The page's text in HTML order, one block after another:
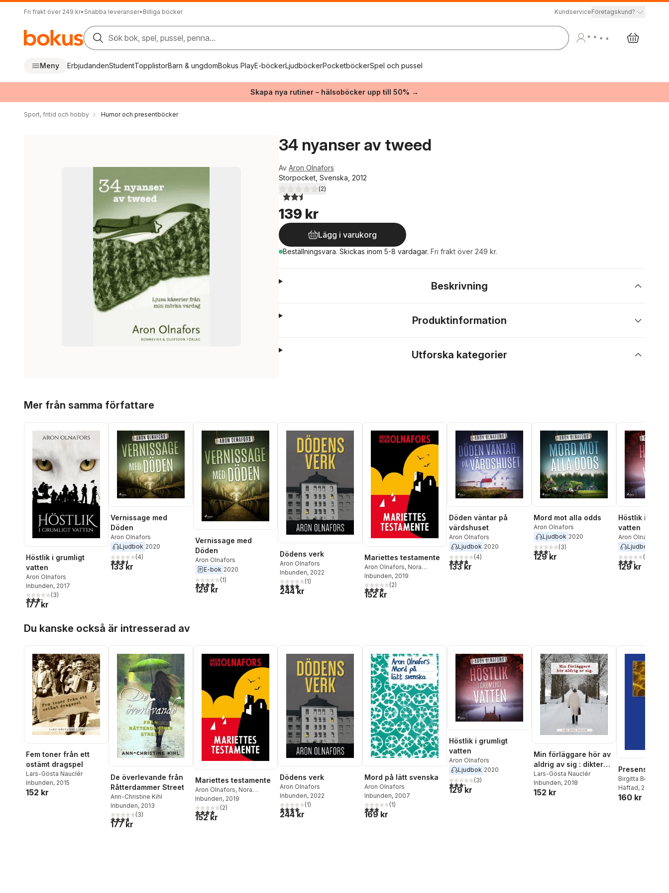
Fri frakt över 249 kr• Snabba leveranser• Billiga böcker KundserviceFöretagskund?
Sök bok, spel, pussel, penna...
Meny ErbjudandenStudentTopplistorBarn & ungdomBokus PlayE-böckerLjudböckerPocketböckerSpel och pussel
Skapa nya rutiner – hälsoböcker upp till 50% →
Sport, fritid och hobby Humor och presentböcker
34 nyanser av tweed
Av Aron Olnafors
Storpocket, Svenska, 2012
2,5utav 5 stjärnor. Totalt antal röster:
(2)
139 kr
Lägg i varukorg
Beställningsvara. Skickas inom 5-8 vardagar. Fri frakt över 249 kr.
Beskrivning
Produktinformation
Utforska kategorier
Mer från samma författare
Höstlik i grumligt
vatten
Aron Olnafors
Inbunden, 2017
3,3utav 5 stjärnor. Totalt antal röster:
(3)
177 kr
Vernissage med
Döden
Aron Olnafors
Ljudbok 2020
3,5utav 5 stjärnor. Totalt antal röster:
(4)
133 kr
Vernissage med
Döden
Aron Olnafors
E-bok 2020
4,0utav 5 stjärnor. Totalt antal röster:
(1)
129 kr
Dödens verk
Aron Olnafors
Inbunden, 2022
4,0utav 5 stjärnor. Totalt antal röster:
(1)
244 kr
Mariettes testamente
Aron Olnafors, Nora
Olnafors
Inbunden, 2019
4,0utav 5 stjärnor. Totalt antal röster:
(2)
152 kr
Döden väntar på
värdshuset
Aron Olnafors
Ljudbok 2020
3,8utav 5 stjärnor. Totalt antal röster:
(4)
133 kr
Mord mot alla odds
Aron Olnafors
Ljudbok 2020
3,3utav 5 stjärnor. Totalt antal röster:
(3)
129 kr
Höstlik i
vatten
Aron Olnafors
Ljudbok
3,3utav 5(
129 kr
Du kanske också är intresserad av
Fem toner från ett
ostämt dragspel
Lars-Gösta Nauclér
Inbunden, 2015
152 kr
De överlevande från
Råtterdammer Street
Ann-Christine Kihl
Inbunden, 2013
3,7utav 5 stjärnor. Totalt antal röster:
(3)
177 kr
Mariettes testamente
Aron Olnafors, Nora
Olnafors
Inbunden, 2019
4,0utav 5 stjärnor. Totalt antal röster:
(2)
152 kr
Dödens verk
Aron Olnafors
Inbunden, 2022
4,0utav 5 stjärnor. Totalt antal röster:
(1)
244 kr
Mord på lätt svenska
Aron Olnafors
Inbunden, 2007
3,0utav 5 stjärnor. Totalt antal röster:
(1)
169 kr
Höstlik i grumligt
vatten
Aron Olnafors
Ljudbok 2020
3,3utav 5 stjärnor. Totalt antal röster:
(3)
129 kr
Min förläggare hör av
aldrig av sig : dikter
2015-2017
Lars-Gösta Nauclér
Inbunden, 2018
152 kr
Presens
Birgitta Bergsten
Häftad, 2017
160 kr